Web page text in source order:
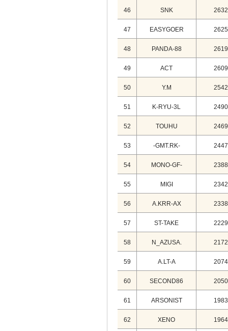
46 SNK
47 EASYGOER
48 PANDA-88
49 ACT
50 Y.M
51 K-RYU-3L
52 TOUHU
53 -GMT.RK-
54 MONO-GF-
55 MIGI
56 A.KRR-AX
57 ST-TAKE
58 N_AZUSA.
59 A.LT-A
60 SECOND86
61 ARSONIST
62 XENO